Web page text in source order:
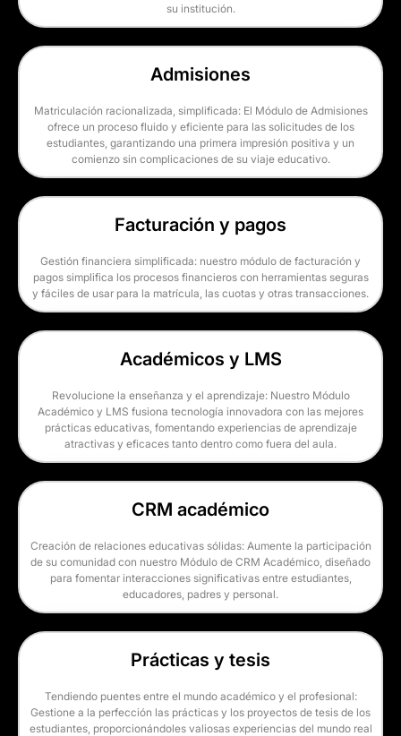
su institución.
Admisiones
Matriculación racionalizada, simplificada: El Módulo de Admisiones
ofrece un proceso fluido y eficiente para las solicitudes de los
estudiantes, garantizando una primera impresión positiva y un
comienzo sin complicaciones de su viaje educativo.
Facturación y pagos
Gestión financiera simplificada: nuestro módulo de facturación y
pagos simplifica los procesos financieros con herramientas seguras
y fáciles de usar para la matrícula, las cuotas y otras transacciones.
Académicos y LMS
Revolucione la enseñanza y el aprendizaje: Nuestro Módulo
Académico y LMS fusiona tecnología innovadora con las mejores
prácticas educativas, fomentando experiencias de aprendizaje
atractivas y eficaces tanto dentro como fuera del aula.
CRM académico
Creación de relaciones educativas sólidas: Aumente la participación
de su comunidad con nuestro Módulo de CRM Académico, diseñado
para fomentar interacciones significativas entre estudiantes,
educadores, padres y personal.
Prácticas y tesis
Tendiendo puentes entre el mundo académico y el profesional:
Gestione a la perfección las prácticas y los proyectos de tesis de los
estudiantes, proporcionándoles valiosas experiencias del mundo real